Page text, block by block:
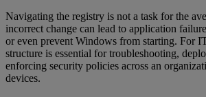
Navigating the registry is not a task for the
incorrect change can lead to application
or even prevent Windows from starting. For
structure is essential for troubleshooting,
enforcing security policies across an
devices.